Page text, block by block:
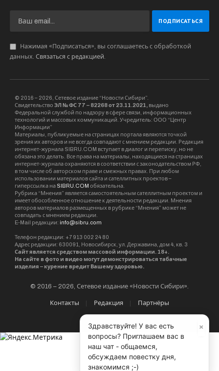
Нажимая «Подписаться», вы соглашаетесь с обработкой
данных. Связаться с редакцией.
© 2016 – 2026, Сетевое издание “Новости Сибири”.
Свидетельство ЭЛ № ФС 77 – 82268 от 23.11.2021, выдано
Федеральной службой по надзору в сфере связи, информационных
технологий и массовых коммуникаций. Учредитель: ООО “Центр
Информации”
Материалы, публикуемые на страницах портала являются точкой
зрения их авторов и не всегда совпадают с мнением редакции. Редакция
интернет-журнала SIBRU.COM вступает в диалог и переписку, но не
обязана это делать. Все права на материалы, находящиеся на страницах
интернет-журнала охраняются в соответствии с законодательством РФ,
в том числе об авторском праве и смежных правах. При любом
использовании материалов сайта и сателлитных проектов –
гиперссылка на SIBRU.COM обязательна.
Рубрика “Мнения” является самостоятельным сателлитным проектом и
имеет обособленное отношение к деятельности редакции. Мнения
авторов материалов размещенных в рубрике “Мнения” может не
совпадать с мнением редакции.
E-Mail редакции: info@sibru.com
Телефон редакции: +7 913 002 24 80
Адрес редакции: 630091, Новосибирск, ул. Державина, дом 4, кв. 3
Сайт является средством массовой информации. 18+.
На сайте в фото и видео могут демонстрироваться табачные
изделия – курение вредит Вашему здоровью.
© 2016 – 2026, Сетевое издание «Новости Сибири».
Контакты Редакция Партнёры
×
Здравствуйте! У вас есть
вопросы? Приглашаем вас в
наш чат - общаемся,
обсуждаем повестку дня,
знакомимся ;-)